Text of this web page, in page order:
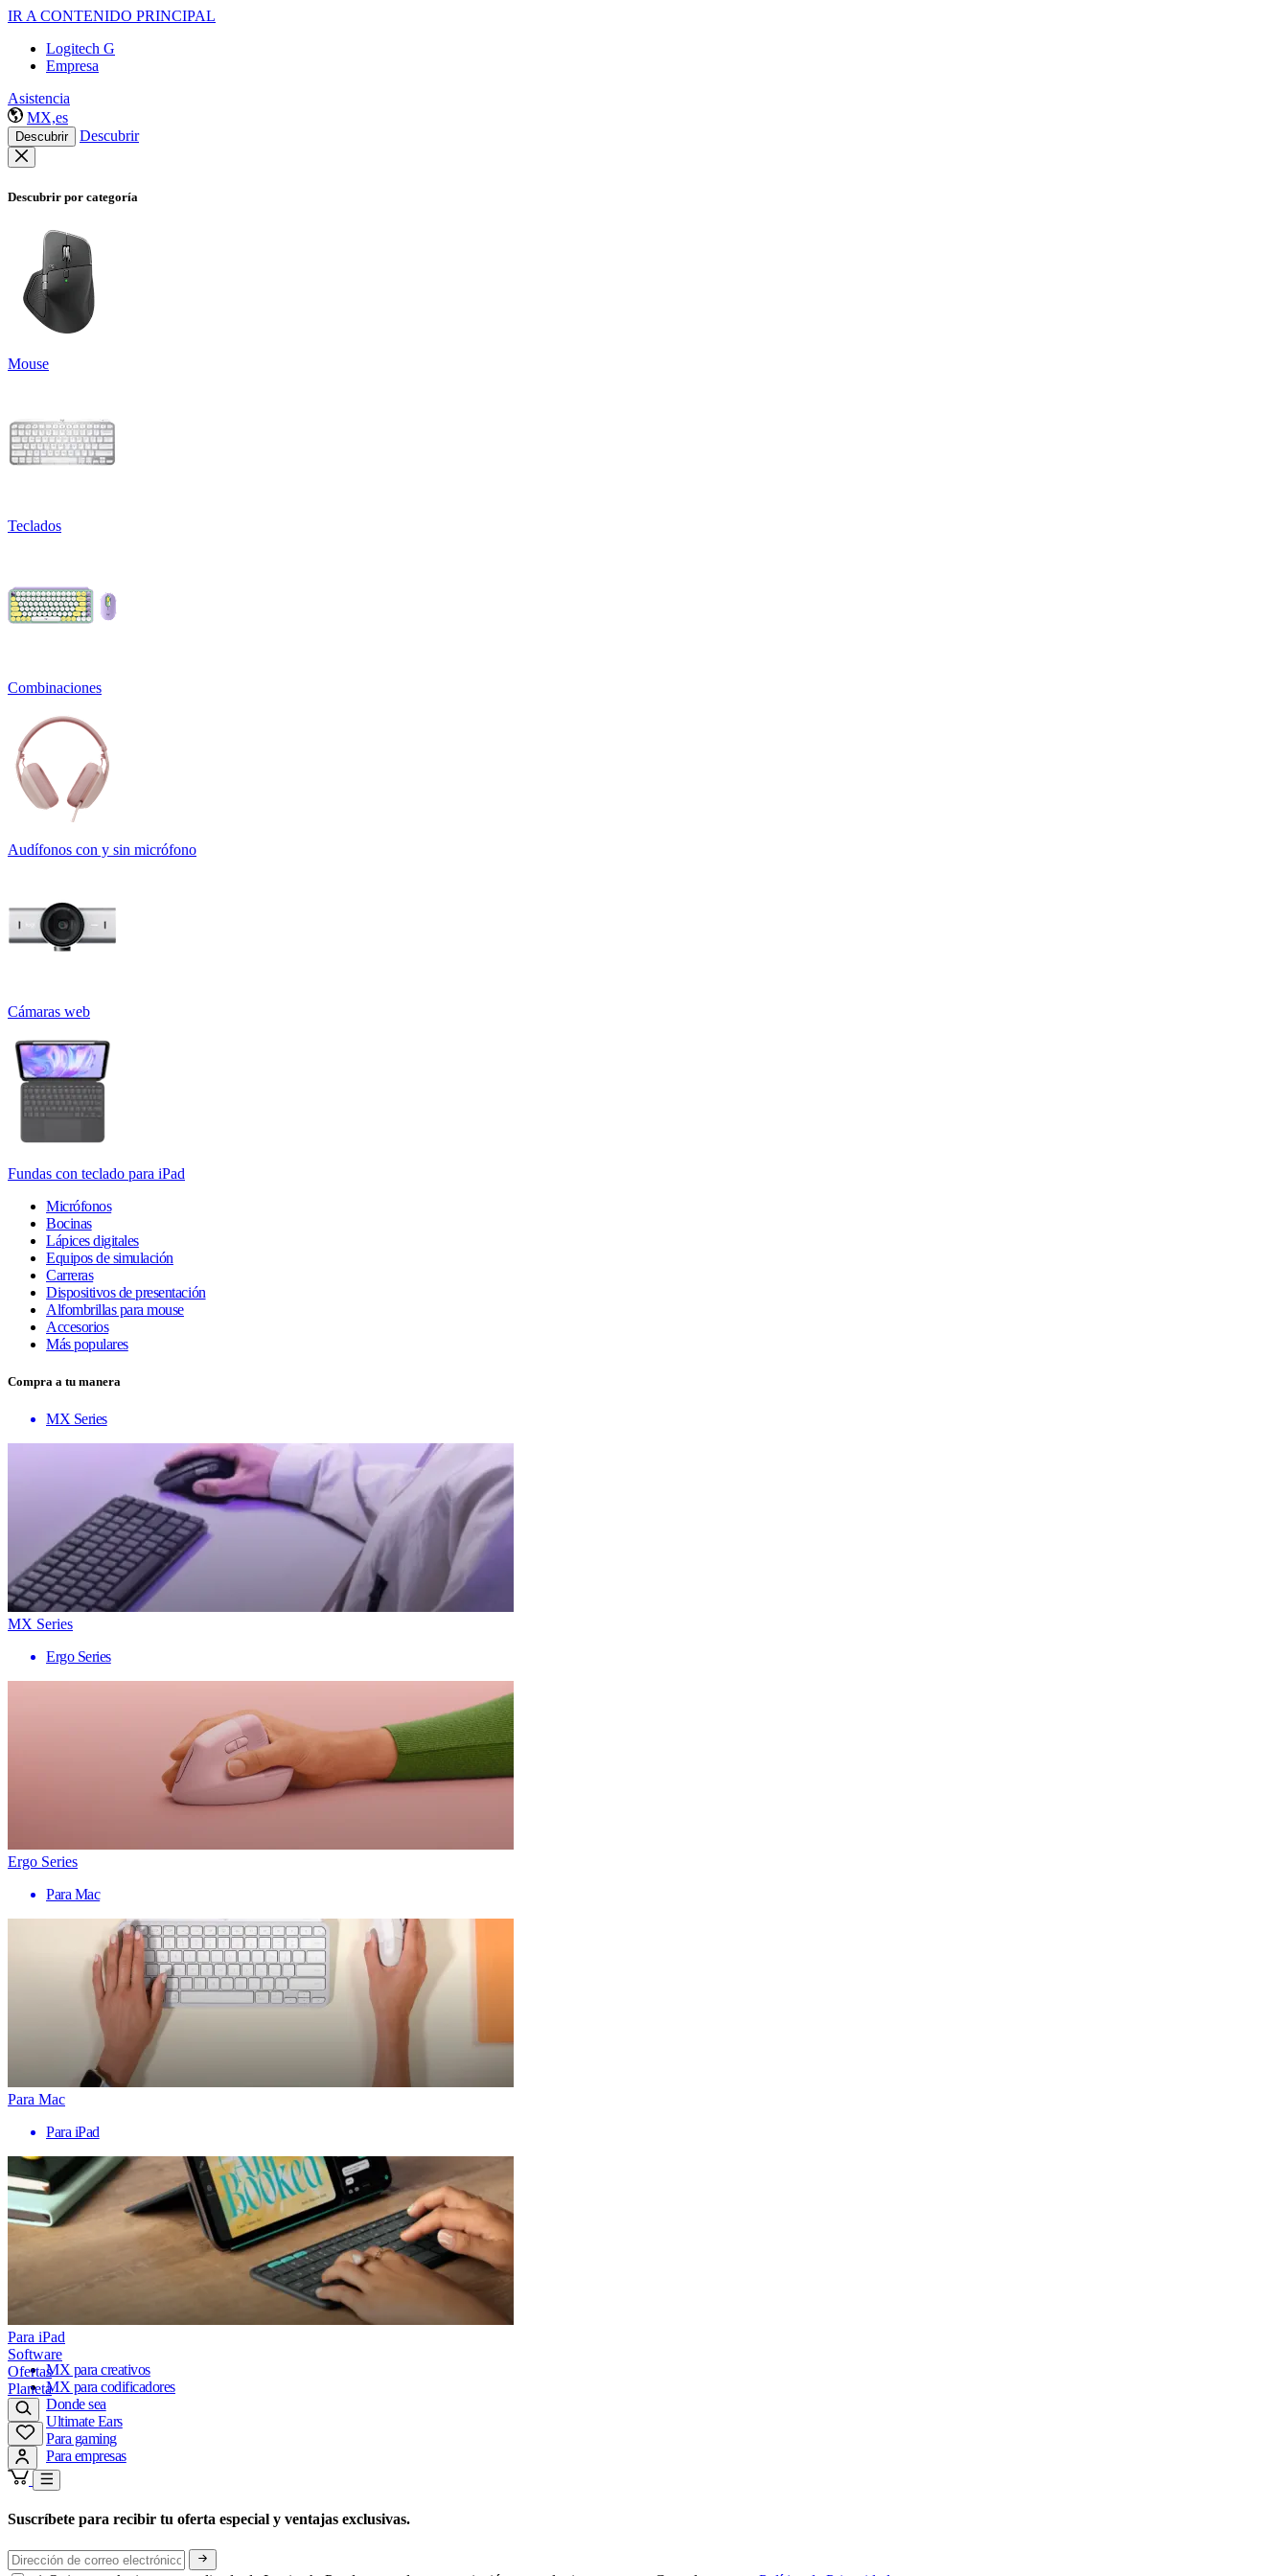
IR A CONTENIDO PRINCIPAL
Logitech G
Empresa
Asistencia
MX,es
Descubrir Descubrir
Descubrir por categoría
Mouse
Teclados
Combinaciones
Audífonos con y sin micrófono
Cámaras web
Fundas con teclado para iPad
Micrófonos
Bocinas
Lápices digitales
Equipos de simulación
Carreras
Dispositivos de presentación
Alfombrillas para mouse
Accesorios
Más populares
Compra a tu manera
MX Series
MX Series
Ergo Series
Ergo Series
Para Mac
Para Mac
Para iPad
Para iPad
MX para creativos
MX para codificadores
Donde sea
Ultimate Ears
Para gaming
Para empresas
Software
Ofertas
Planeta
Suscríbete para recibir tu oferta especial y ventajas exclusivas.